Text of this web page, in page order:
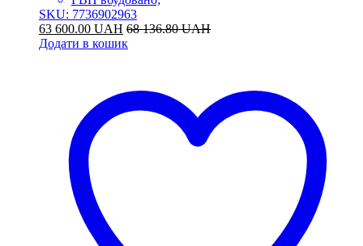
SKU: 7736902963
63 600.00 UAH 68 136.80UAH
Додати в кошик